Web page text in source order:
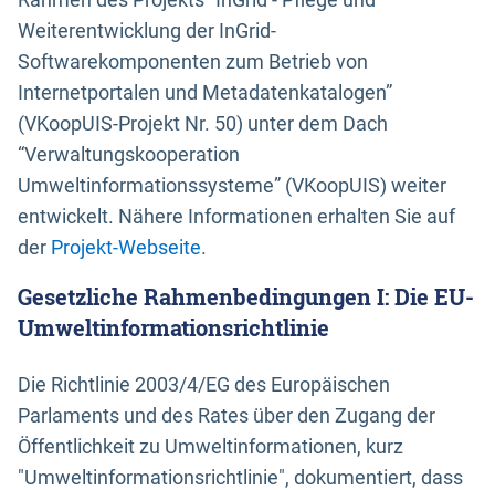
Weiterentwicklung der InGrid-
Softwarekomponenten zum Betrieb von
Internetportalen und Metadatenkatalogen”
(VKoopUIS-Projekt Nr. 50) unter dem Dach
“Verwaltungskooperation
Umweltinformationssysteme” (VKoopUIS) weiter
entwickelt. Nähere Informationen erhalten Sie auf
der Projekt-Webseite.
Gesetzliche Rahmenbedingungen I: Die EU-
Umweltinformationsrichtlinie
Die Richtlinie 2003/4/EG des Europäischen
Parlaments und des Rates über den Zugang der
Öffentlichkeit zu Umweltinformationen, kurz
"Umweltinformationsrichtlinie", dokumentiert, dass